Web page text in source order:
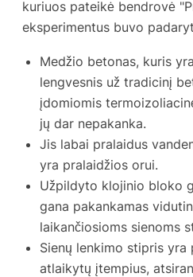
kuriuos pateikė bendrovė
eksperimentus buvo
Medžio betonas, kuris
lengvesnis už tradicinį
įdomiomis
jų dar nepakanka.
Jis labai pralaidus
yra pralaidžios orui.
Užpildyto klojinio bloko
gana pakankamas
laikančiosioms sienoms
Sienų lenkimo stipris yra
atlaikytų įtempius,